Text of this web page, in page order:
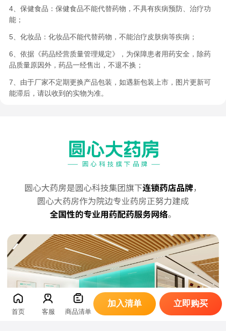
4、保健食品：保健食品不能代替药物，不具有疾病预防、治疗功
能；
5、化妆品：化妆品不能代替药物，不能治疗皮肤病等疾病；
6、依据《药品经营质量管理规定》，为保障患者用药安全，除药
品质量原因外，药品一经售出，不退不换；
7、由于厂家不定期更换产品包装，如遇新包装上市，图片更新可
能滞后，请以收到的实物为准。
首页 客服 商品清单
加入清单 立即购买